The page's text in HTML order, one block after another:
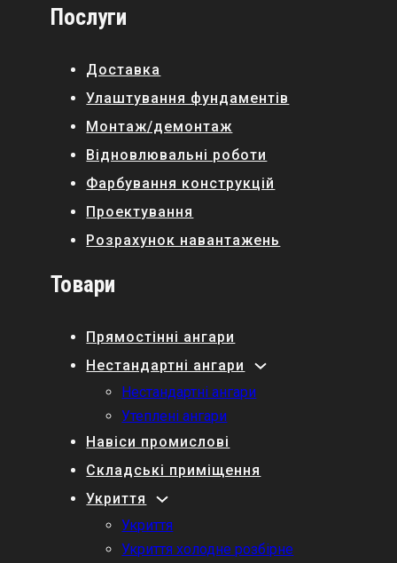
Послуги
Доставка
Улаштування фундаментів
Монтаж/демонтаж
Відновлювальні роботи
Фарбування конструкцій
Проектування
Розрахунок навантажень
Товари
Прямостінні ангари
Нестандартні ангари
Нестандартні ангари
Утеплені ангари
Навіси промислові
Складські приміщення
Укриття
Укриття
Укриття холодне розбірне